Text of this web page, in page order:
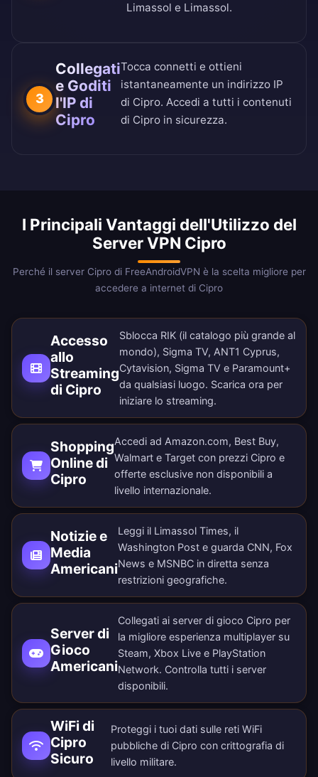
Limassol e Limassol.
3
Collegati
e Goditi
l'IP di
Cipro
Tocca connetti e ottieni
istantaneamente un indirizzo IP
di Cipro. Accedi a tutti i contenuti
di Cipro in sicurezza.
I Principali Vantaggi dell'Utilizzo del
Server VPN Cipro
Perché il server Cipro di FreeAndroidVPN è la scelta migliore per
accedere a internet di Cipro
Accesso
allo
Streaming
di Cipro
Sblocca RIK (il catalogo più grande al
mondo), Sigma TV, ANT1 Cyprus,
Cytavision, Sigma TV e Paramount+
da qualsiasi luogo. Scarica ora per
iniziare lo streaming.
Shopping
Online di
Cipro
Accedi ad Amazon.com, Best Buy,
Walmart e Target con prezzi Cipro e
offerte esclusive non disponibili a
livello internazionale.
Notizie e
Media
Americani
Leggi il Limassol Times, il
Washington Post e guarda CNN, Fox
News e MSNBC in diretta senza
restrizioni geografiche.
Server di
Gioco
Americani
Collegati ai server di gioco Cipro per
la migliore esperienza multiplayer su
Steam, Xbox Live e PlayStation
Network. Controlla tutti i server
disponibili.
WiFi di
Cipro
Sicuro
Proteggi i tuoi dati sulle reti WiFi
pubbliche di Cipro con crittografia di
livello militare.